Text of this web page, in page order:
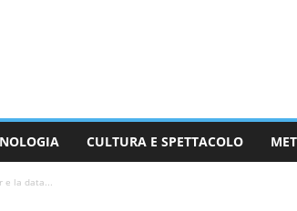
CULTURA E SPETTACOLO
e la data...